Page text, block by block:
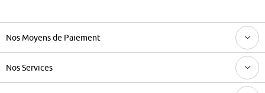
Nos Moyens de Paiement
Nos Services